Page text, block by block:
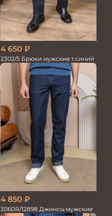
4 650 ₽
2302/5 Брюки мужские т.синий
4 850 ₽
3060R/12898 Джинсы мужские